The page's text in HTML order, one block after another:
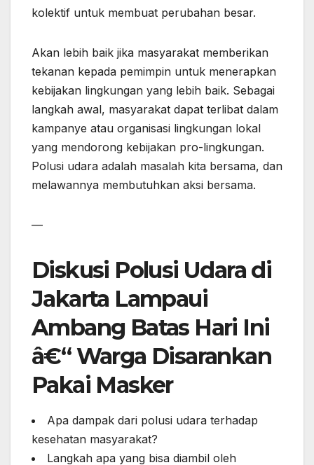
kolektif untuk membuat perubahan besar.
Akan lebih baik jika masyarakat memberikan
tekanan kepada pemimpin untuk menerapkan
kebijakan lingkungan yang lebih baik. Sebagai
langkah awal, masyarakat dapat terlibat dalam
kampanye atau organisasi lingkungan lokal
yang mendorong kebijakan pro-lingkungan.
Polusi udara adalah masalah kita bersama, dan
melawannya membutuhkan aksi bersama.
—
Diskusi Polusi Udara di
Jakarta Lampaui
Ambang Batas Hari Ini
â€“ Warga Disarankan
Pakai Masker
Apa dampak dari polusi udara terhadap
kesehatan masyarakat?
Langkah apa yang bisa diambil oleh